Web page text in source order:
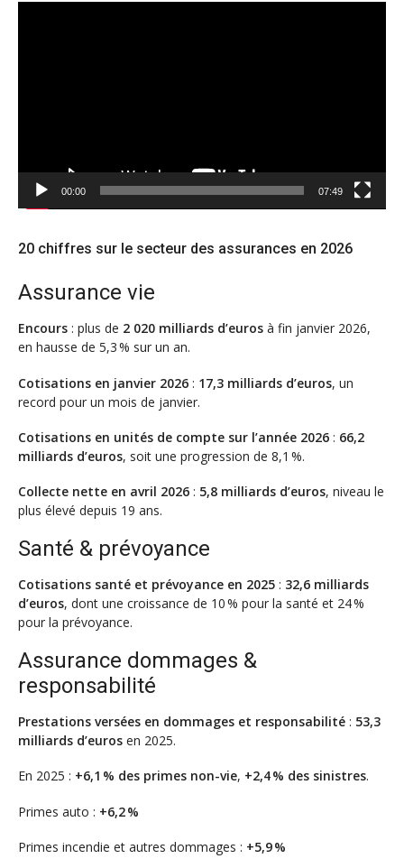
00:00 07:49
20 chiffres sur le secteur des assurances en 2026
Assurance vie
Encours : plus de 2 020 milliards d’euros à fin janvier 2026,
en hausse de 5,3 % sur un an.
Cotisations en janvier 2026 : 17,3 milliards d’euros, un
record pour un mois de janvier.
Cotisations en unités de compte sur l’année 2026 : 66,2
milliards d’euros, soit une progression de 8,1 %.
Collecte nette en avril 2026 : 5,8 milliards d’euros, niveau le
plus élevé depuis 19 ans.
Santé & prévoyance
Cotisations santé et prévoyance en 2025 : 32,6 milliards
d’euros, dont une croissance de 10 % pour la santé et 24 %
pour la prévoyance.
Assurance dommages &
responsabilité
Prestations versées en dommages et responsabilité : 53,3
milliards d’euros en 2025.
En 2025 : +6,1 % des primes non-vie, +2,4 % des sinistres.
Primes auto : +6,2 %
Primes incendie et autres dommages : +5,9 %